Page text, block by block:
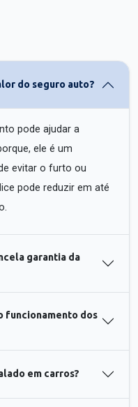
do seguro auto?
pode ajudar a
ele é um
evitar o furto ou
pode reduzir em até
garantia da
funcionamento dos
em carros?